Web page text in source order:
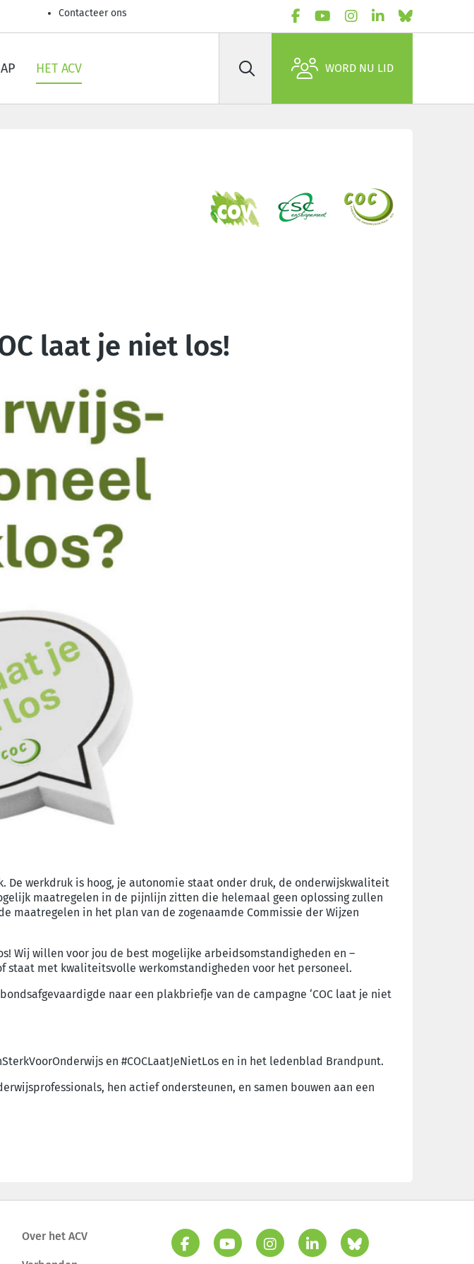
Contacteer ons
HET ACV Zoek WORD NU LID
laat je niet los!
werkdruk is hoog, je autonomie staat onder druk, de onderwijskwaliteit
maatregelen in de pijnlijn zitten die helemaal geen oplossing zullen
maatregelen in het plan van de zogenaamde Commissie der Wijzen
Wij willen voor jou de best mogelijke arbeidsomstandigheden en –
met kwaliteitsvolle werkomstandigheden voor het personeel.
naar een plakbriefje van de campagne ‘COC laat je niet
en #COCLaatJeNietLos en in het ledenblad Brandpunt.
hen actief ondersteunen, en samen bouwen aan een
Over het ACV